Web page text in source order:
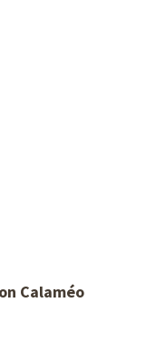
Calaméo